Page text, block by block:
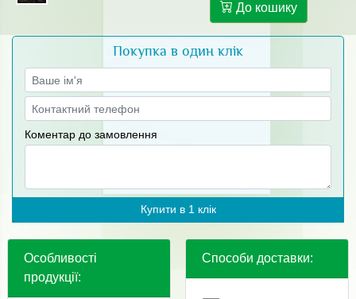
До кошику
Покупка в один клік
Коментар до замовлення
Купити в 1 клік
Особливості
продукції:
Способи доставки: